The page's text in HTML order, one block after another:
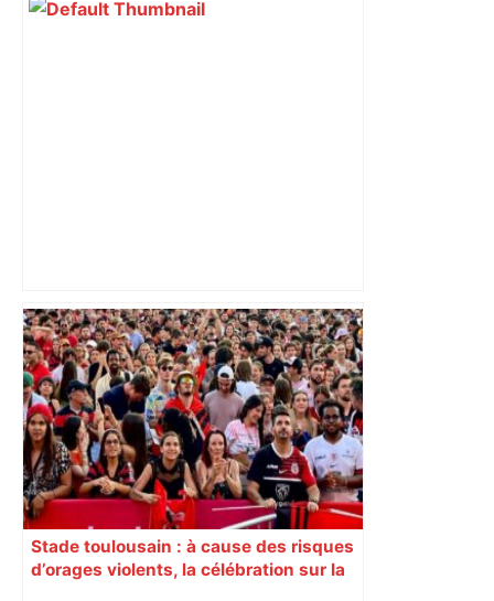
Mort mystérieuse près de Toulouse :
une émission de M6 revient sur l'affaire
Christian Abraham, retrouvé la gorge
tranchée et recouvert de feuilles il y a
deux ans – ladepeche.fr
Stade toulousain : à cause des risques
d’orages violents, la célébration sur la